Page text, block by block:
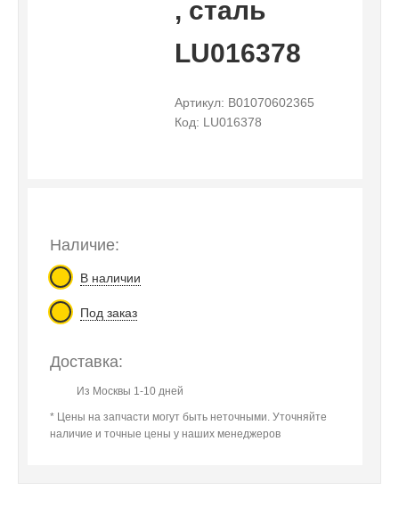
, сталь
LU016378
Артикул: B01070602365
Код: LU016378
Наличие:
В наличии
Под заказ
Доставка:
Из Москвы 1-10 дней
* Цены на запчасти могут быть неточными. Уточняйте
наличие и точные цены у наших менеджеров